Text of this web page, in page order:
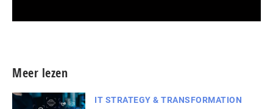
Meer lezen
IT STRATEGY & TRANSFORMATION